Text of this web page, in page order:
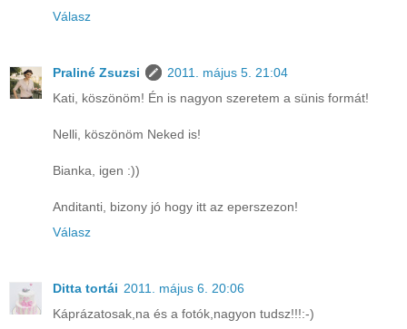
Válasz
Praliné Zsuzsi
2011. május 5. 21:04
Kati, köszönöm! Én is nagyon szeretem a sünis formát!
Nelli, köszönöm Neked is!
Bianka, igen :))
Anditanti, bizony jó hogy itt az eperszezon!
Válasz
Ditta tortái 2011. május 6. 20:06
Káprázatosak,na és a fotók,nagyon tudsz!!!:-)